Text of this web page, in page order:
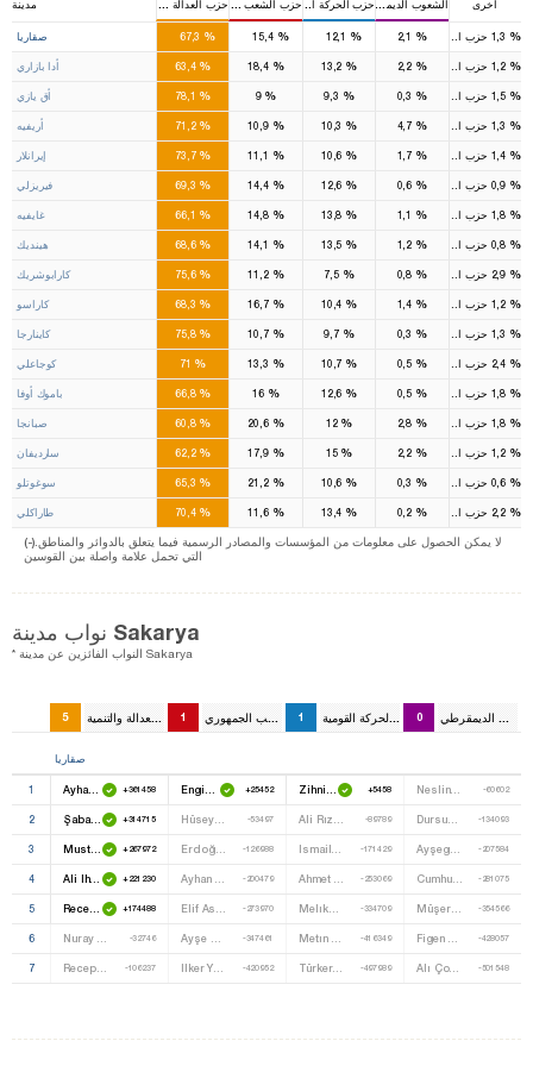
مدينة حزب العدالة والتنميةحزب الشعب الجمهوريحزب الحركة القوميةالشعوب الديمقرطي أخرى
صقاريا %
5
%
15,4
1
%
1
% % حزب السعادة
أدا بازاري %
63,4 %
18,4 % % % حزب السعادة
أق يازي % %
9 % % % حزب السعادة
أريفيه %
71,2 %
10,9 % % % حزب السعادة
إيرانلار %
73,7 % % % % حزب السعادة
فيريزلي % %
14,4 % % % حزب السعادة
غايفيه % %
14,8 % % % حزب السعادة
هينديك %
68,6 % % % % حزب السعادة
كارابوشريك %
75,6 %
11,2 %
7,5 % % حزب السعادة
كاراسو % %
16,7 % % % حزب السعادة
كاينارجا %
75,8 %
10,7 %
9,7 % % حزب السعادة
كوجاعلي % % % % % حزب السعادة
باموك أوفا %
66,8 % % % % حزب السعادة
صبانجا %
60,8 %
20,6 %
12 % % حزب السعادة
سارديفان %
62,2 %
17,9 %
15 % % حزب السعادة
سوغوتلو % %
21,2 % % % حزب السعادة
طاراكلي %
70,4 %
11,6 % % % حزب السعادة
(-).لا يمكن الحصول على معلومات من المؤسسات والمصادر الرسمية فيما يتعلق بالدوائر والمناطق
التي تحمل علامة واصلة بين القوسين
نواب مدينة Sakarya
* النواب الفائزين عن مدينة Sakarya
5 1 حزب الشعب الجمهوري 1 حزب الحركة القومية 0
صقاريا
1 Ayhan Sefer Üstün +361458 +25452 +5458 Neslin Gümüş -60602
2 Şaban Dişli +314715 Hüseyin Avni Şahin -53497 -89789 Dursun Yıldız -134093
3 Mustafa Isen +267972 Erdoğan Isır -126988 -171429 Ayşegül Altıntaş -207584
4 Ali Ihsan Yavuz +221230 -200479 -253069 Cumhur Atay -281075
5 Recep Uncuoğlu +174488 -273970 Melıkşah Budak -334709 Müşerref Serap Yolcu -354566
6 -32746 -347461 -416349 -428057
7 Recep Hacıeyüpoğlu -106237 -420952 Türker Ergül -497989 Alı Çoprak -501548